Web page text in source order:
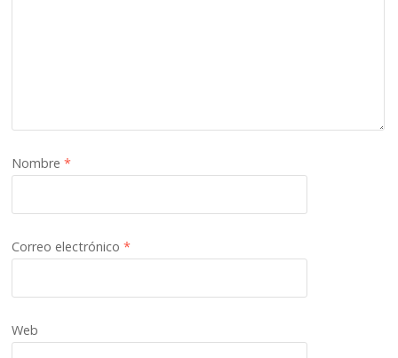
Nombre*
Correo electrónico*
Web